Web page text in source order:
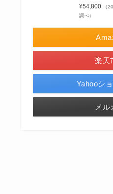
¥54,800
（
調べ）
楽天
Yahooシ
メル